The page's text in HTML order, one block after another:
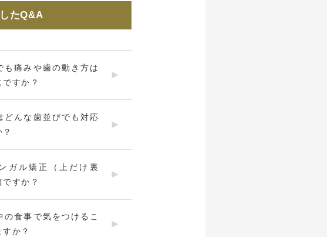
たQ&A
も痛みや歯の動き方は
すか？
どんな歯並びでも対応
ガル矯正（上だけ裏
すか？
の食事で気をつけるこ
か？